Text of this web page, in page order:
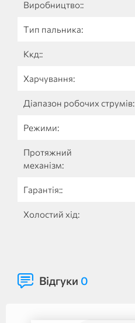
Виробництво::
Тип пальника:
Ккд::
Харчування:
Діапазон робочих струмів:
Режими:
Протяжний
механізм:
Гарантія::
Холостий хід:
Відгуки 0